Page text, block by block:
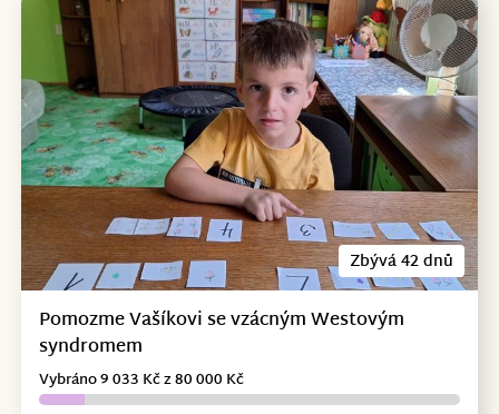
Zbývá 42 dnů
Pomozme Vašíkovi se vzácným Westovým
syndromem
Vybráno 9 033 Kč z 80 000 Kč